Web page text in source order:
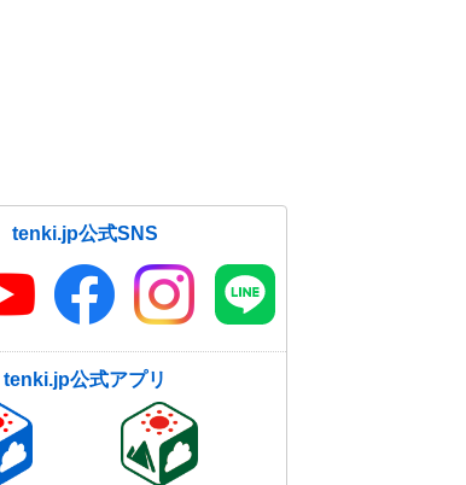
北海道や関東の一部 傘の用
tenki.jp公式SNS
tenki.jp公式アプリ